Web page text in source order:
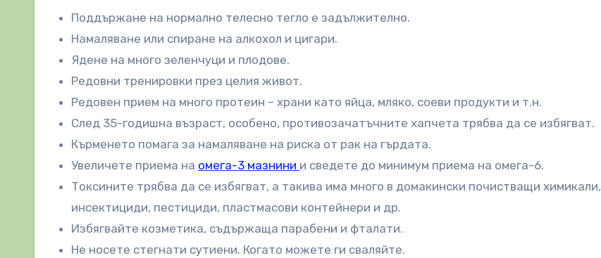
Поддържане на нормално телесно тегло е задължително.
Намаляване или спиране на алкохол и цигари.
Ядене на много зеленчуци и плодове.
Редовни тренировки през целия живот.
Редовен прием на много протеин – храни като яйца, мляко, соеви продукти и т.н.
След 35-годишна възраст, особено, противозачатъчните хапчета трябва да се избягват.
Кърменето помага за намаляване на риска от рак на гърдата.
Увеличете приема на омега-3 мазнини и сведете до минимум приема на омега-6.
Токсините трябва да се избягват, а такива има много в домакински почистващи химикали,
инсектициди, пестициди, пластмасови контейнери и др.
Избягвайте козметика, съдържаща парабени и фталати.
Не носете стегнати сутиени. Когато можете ги сваляйте.